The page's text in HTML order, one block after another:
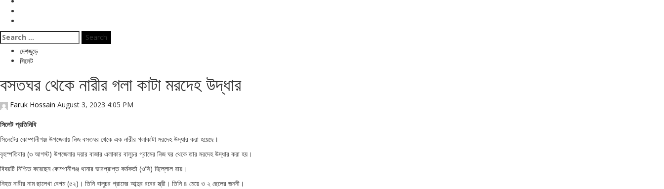
Search
for:
দেশজুড়ে
সিলেট
বসতঘর থেকে নারীর গলা কাটা মরদেহ উদ্ধার
Faruk Hossain August 3, 2023 4:05 PM
সিলেট প্রতিনিধি
সিলেটের কোম্পানীগঞ্জ উপজেলায় নিজ বসতঘর থেকে এক নারীর গলাকাটা মরদেহ উদ্ধার করা হয়েছে।
বৃহস্পতিবার (৩ আগস্ট) উপজেলার দয়ার বাজার এলাকার বালুচর গ্রামের নিজ ঘর থেকে তার মরদেহ উদ্ধার করা হয়।
বিষয়টি নিশ্চিত করেছেন কোম্পানীগঞ্জ থানার ভারপ্রাপ্ত কর্মকর্তা (ওসি) হিল্লোল রায়।
নিহত নারীর নাম ছালেখা বেগম (৫২)। তিনি বালুচর গ্রামের আব্দুর রবের স্ত্রী। তিনি ৪ মেয়ে ও ২ ছেলের জননী।